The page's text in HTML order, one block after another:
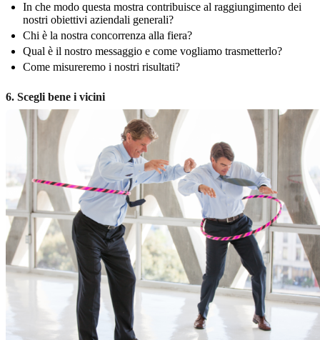
In che modo questa mostra contribuisce al raggiungimento dei
nostri obiettivi aziendali generali?
Chi è la nostra concorrenza alla fiera?
Qual è il nostro messaggio e come vogliamo trasmetterlo?
Come misureremo i nostri risultati?
6. Scegli bene i vicini